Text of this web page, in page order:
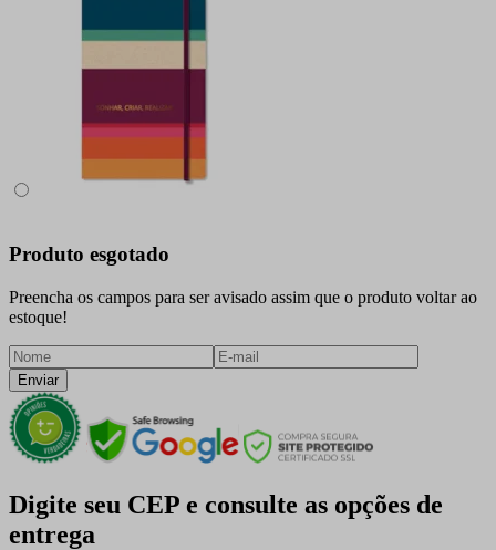
Produto esgotado
Preencha os campos para ser avisado assim que o produto voltar ao
estoque!
Enviar
Digite seu CEP e consulte as opções de
entrega